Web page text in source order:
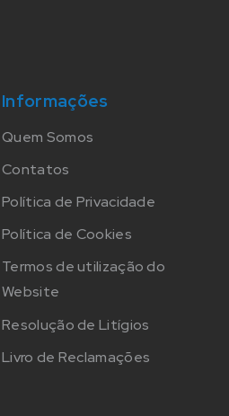
Informações
Quem Somos
Contatos
Política de Privacidade
Política de Cookies
Termos de utilização do
Website
Resolução de Litígios
Livro de Reclamações